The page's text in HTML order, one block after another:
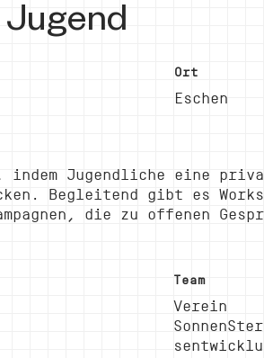
Ort
Eschen
Jugendliche eine
Begleitend gibt es
die zu offenen
Team
Verein